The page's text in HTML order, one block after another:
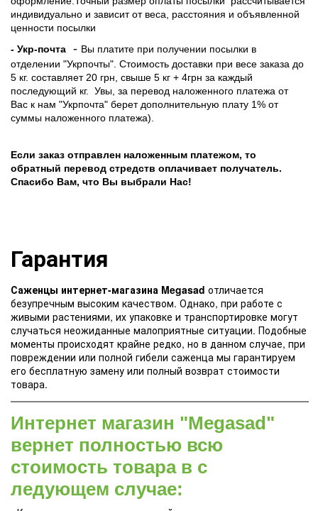
индивидуально и зависит от веса, расстояния и объявленной
ценности посылки
- Укр-почта
- Вы платите при получении посылки в
отделении "Укрпочты". Стоимость доставки при весе заказа до
5 кг. составляет 20 грн, свыше 5 кг + 4грн за каждый
последующий кг. Увы, за перевод наложенного платежа от
Вас к нам "Укрпочта" берет дополнительную плату 1% от
суммы наложенного платежа).
Если заказ отправлен наложенным платежом, то
обратный перевод стредств оплачивает получатель.
Спасибо Вам, что Вы выбрали Нас!
Гарантия
Саженцы интернет-магазина Megasad отличается
безупречным высоким качеством. Однако, при работе с
живыми растениями, их упаковке и транспортировке могут
случаться неожиданные малоприятные ситуации. Подобные
моменты происходят крайне редко, но в данном случае, при
повреждении или полной гибели саженца мы гарантируем
его бесплатную замену или полный возврат стоимости
товара.
Интернет магазин "Megasad"
вернет полностью всю
стоимость товара в с
ледующем случае: